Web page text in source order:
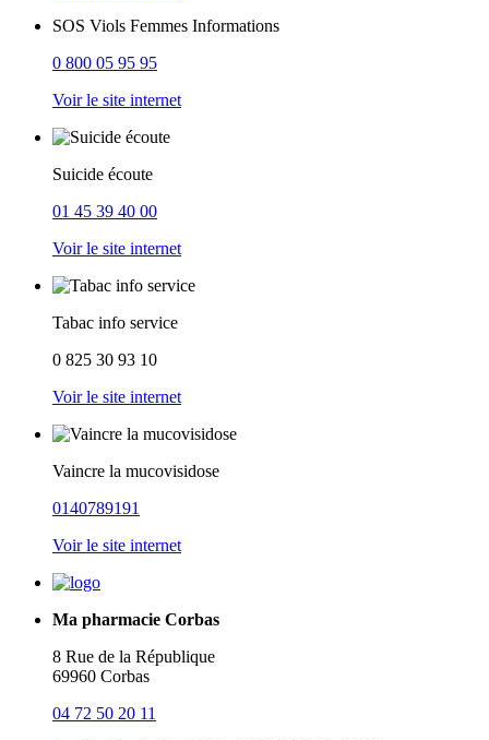
SOS Viols Femmes Informations
0 800 05 95 95
Voir le site internet
Suicide écoute
01 45 39 40 00
Voir le site internet
Tabac info service
0 825 30 93 10
Voir le site internet
Vaincre la mucovisidose
0140789191
Voir le site internet
Ma pharmacie Corbas
8 Rue de la République
69960 Corbas
04 72 50 20 11